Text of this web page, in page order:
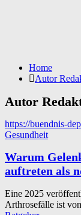
Home
Autor
Autor
https://buendnis-
Gesundheit
Warum
auftreten als
Eine 2025
Arthrosefälle ist